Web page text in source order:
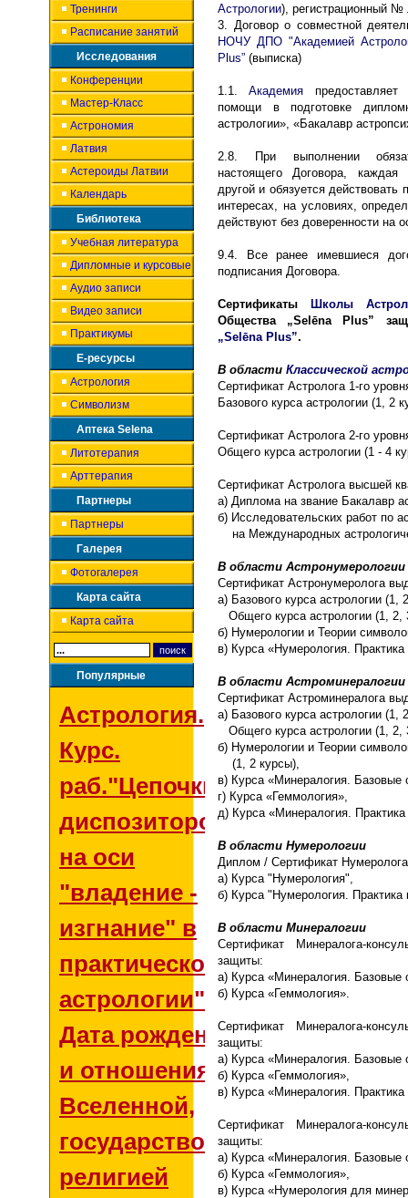
Тренинги
Расписание занятий
Исследования
Конференции
Мастер-Класс
Астрономия
Латвия
Астероиды Латвии
Календарь
Библиотека
Учебная литература
Дипломные и курсовые
Аудио записи
Видео записи
Практикумы
Е-ресурсы
Астрология
Символизм
Аптека Selena
Литотерапия
Арттерапия
Партнеры
Партнеры
Галерея
Фотогалерея
Карта сайта
Карта сайта
Популярные
Астрология.
Курс.
раб."Цепочки
диспозиторов
на оси
"владение -
изгнание" в
практической
астрологии"
Дата рождения
и отношения со
Вселенной,
государством и
религией
Астрологии), регистрационный №
3. Договор о совместной
НОЧУ ДПО "Академией
Plus” (выписка)
1.1.Академия
помощи в подготовке
астрологии», «Бакалавр
2.8. При выполнении
настоящего Договора, каждая
другой и обязуется
интересах, на условиях,
действуют без доверенности на
9.4. Все ранее имевшиеся
подписания Договора.
Сертификаты
Школы
Общества „Selēna Plus”
„Selēna Plus”.
В области Классической
Сертификат Астролога 1-го
Базового курса астрологии (1, 2
Сертификат Астролога 2-го
Общего курса астрологии (1 - 4
Сертификат Астролога высшей
а) Диплома на звание Бакалавр
б) Исследовательских работ по
на Международных
В области Астронумерологии
Сертификат Астронумеролога
а) Базового курса астрологии (1,
Общего курса астрологии (1, 2,
б) Нумерологии и Теории
в) Курса «Нумерология. Практика
В области Астроминералогии
Сертификат Астроминералога
а) Базового курса астрологии (1,
Общего курса астрологии (1, 2,
б) Нумерологии и Теории
(1, 2 курсы),
в) Курса «Минералогия. Базовые
г) Курса «Геммология»,
д) Курса «Минералогия. Практика
В области Нумерологии
Диплом / Сертификат
а) Курса "Нумерология",
б) Курса "Нумерология. Практика
В области Минералогии
Сертификат Минералога-
защиты:
а) Курса «Минералогия. Базовые
б) Курса «Геммология».
Сертификат Минералога-
защиты:
а) Курса «Минералогия. Базовые
б) Курса «Геммология»,
в) Курса «Минералогия. Практика
Сертификат Минералога-
защиты:
а) Курса «Минералогия. Базовые
б) Курса «Геммология»,
в) Курса «Нумерология для